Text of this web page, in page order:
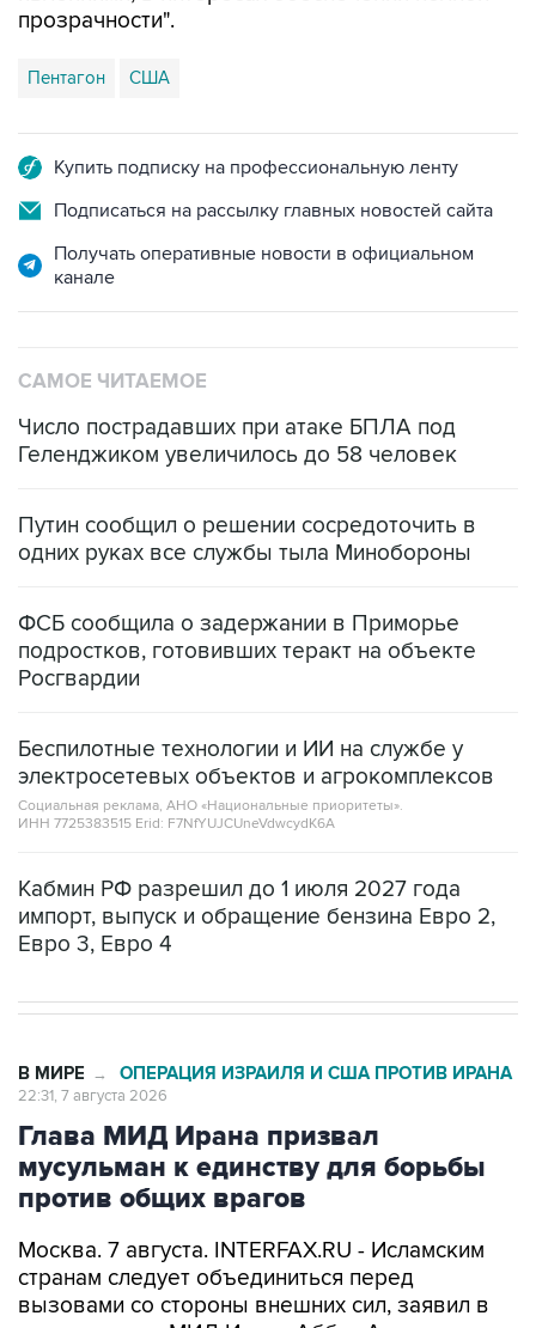
Пентагон США
Подписаться на рассылку главных новостей сайта
Получать оперативные новости в официальном
Число пострадавших при атаке БПЛА под
Путин сообщил о решении сосредоточить в
ФСБ сообщила о задержании в Приморье
Росгвардии
Беспилотные технологии и ИИ на службе у
Социальная реклама, АНО «Национальные приоритеты».
ИНН 7725383515 Erid: F7NfYUJCUneVdwcydK6A
Кабмин РФ разрешил до 1 июля 2027 года
Евро 3, Евро 4
Глава МИД Ирана призвал
мусульман к единству для борьбы
против общих врагов
Москва. 7 августа. INTERFAX.RU - Исламским
вызовами со стороны внешних сил, заявил в
пятницу глава МИД Ирана Аббас Аракчи.